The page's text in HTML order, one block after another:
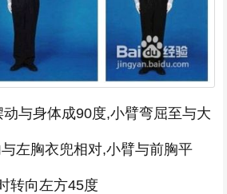
与身体成90度,小臂弯屈至与大
左胸衣兜相对,小臂与前胸平
转向左方45度